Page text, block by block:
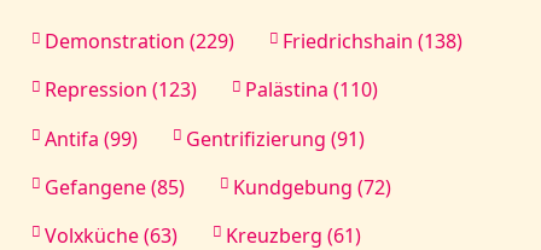
Kontakt
Demonstration (229)
Friedrichshain (138)
Repression (123)
Palästina (110)
Antifa (99)
Gentrifizierung (91)
Gefangene (85)
Kundgebung (72)
Volxküche (63)
Kreuzberg (61)